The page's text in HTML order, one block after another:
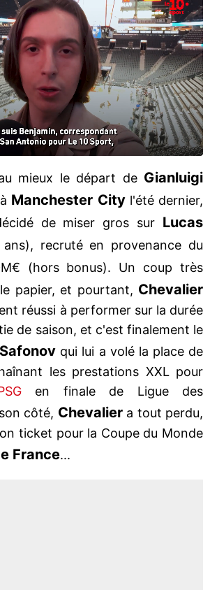
mieux le départ de Gianluigi
à Manchester Cityl'été dernier,
de miser gros sur Lucas
recruté en provenance du
(hors bonus). Un coup très
papier, et pourtant, Chevalier
réussi à performer sur la durée
de saison, et c'est finalement le
Safonov qui lui a volé la place de
les prestations XXL pour
en finale de Ligue des
côté, Chevaliera tout perdu,
ticket pour la Coupe du Monde
France...